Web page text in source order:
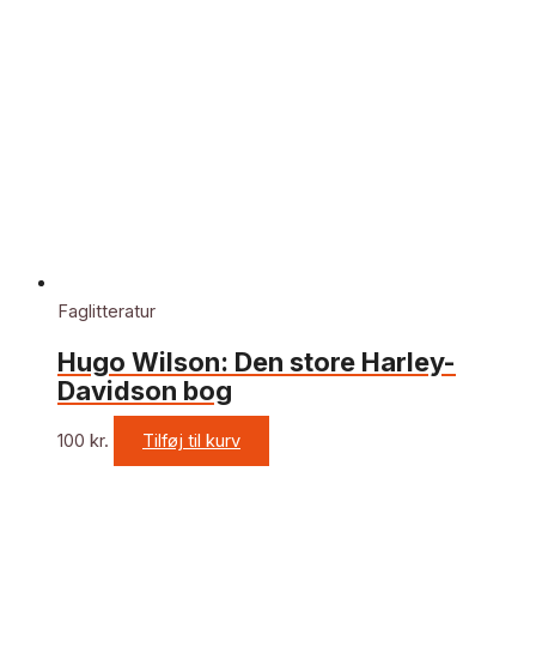
Faglitteratur
Hugo Wilson: Den store Harley-
Davidson bog
100 kr. Tilføj til kurv